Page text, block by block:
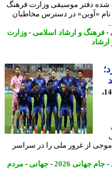
دفتر موسیقی وزارت فرهنگ
در دسترس مخاطبان
و ارشاد اسلامی-وزارت
از غرور ملی را در سراسر
جهانی 2026 -جهانی-مردم